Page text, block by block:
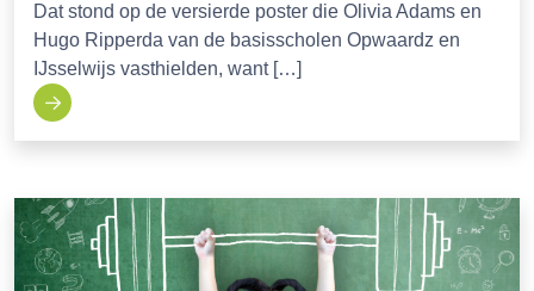
Dat stond op de versierde poster die Olivia Adams en
Hugo Ripperda van de basisscholen Opwaardz en
IJsselwijs vasthielden, want […]